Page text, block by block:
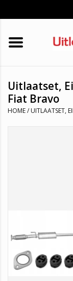
HOME
UNIVERSELE
MERKEN
Uitlaatset,
Fiat Bravo
HOME/ UITLAATSET,